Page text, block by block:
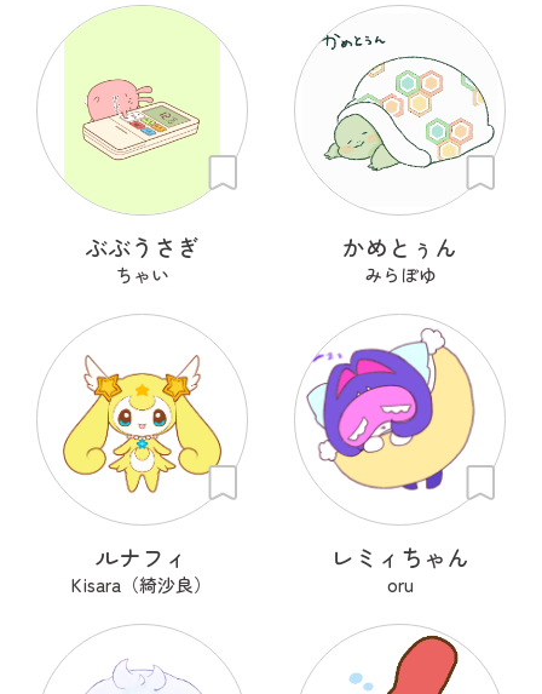
ぶぶうさぎ
ちゃい
かめとぅん
みらぽゆ
ルナフィ
Kisara（綺沙良）
レミィちゃん
oru